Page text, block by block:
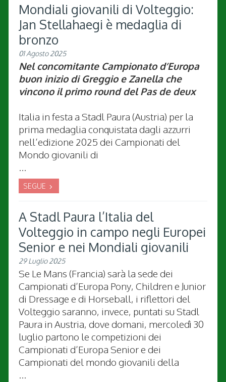
Mondiali giovanili di Volteggio:
Jan Stellahaegi è medaglia di
bronzo
01 Agosto 2025
Nel concomitante Campionato d’Europa
buon inizio di Greggio e Zanella che
vincono il primo round del Pas de deux
Italia in festa a Stadl Paura (Austria) per la
prima medaglia conquistata dagli azzurri
nell’edizione 2025 dei Campionati del
Mondo giovanili di
...
SEGUE
A Stadl Paura l’Italia del
Volteggio in campo negli Europei
Senior e nei Mondiali giovanili
29 Luglio 2025
Se Le Mans (Francia) sarà la sede dei
Campionati d’Europa Pony, Children e Junior
di Dressage e di Horseball, i riflettori del
Volteggio saranno, invece, puntati su Stadl
Paura in Austria, dove domani, mercoledì 30
luglio partono le competizioni dei
Campionati d’Europa Senior e dei
Campionati del mondo giovanili della
...